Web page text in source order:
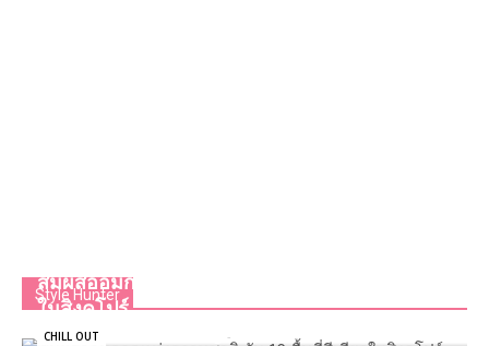
Style Hunter
สัมผัสอ้อมกอดแห่งธรรมชาติ กับ 10 พื้นที่สีเขียว
ในสิงคโปร์
CHILL OUT - 16/10/2020